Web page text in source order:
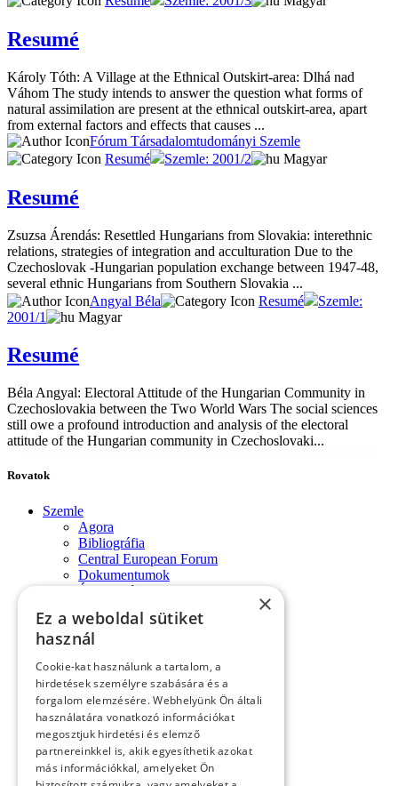
Resumé
Károly Tóth: A Village at the Ethnical Outskirt-area: Dlhá nad
Váhom The study intends to answer the question what forms of
natural assimilation are present at the ethnical outskirt-area, apart
from external factors and effects that causes ...
Fórum Társadalomtudományi Szemle
Resumé
Szemle: 2001/2 Magyar
Resumé
Zsuzsa Árendás: Resettled Hungarians from Slovakia: interethnic
relations, strategies of integration and acculturation Due to the
Czechoslovak -Hungarian population exchange between 1947-48,
several ethnic Hungarians from Southern Slovakia ...
Angyal Béla
Resumé
Szemle:
2001/1
Magyar
Resumé
Béla Angyal: Electoral Attitude of the Hungarian Community in
Czechoslovakia between the Two World Wars The social sciences
still owe a profound introduction and analysis of the electoral
attitude of the Hungarian community in Czechoslovaki...
Rovatok
Szemle
Agora
Bibliográfia
Central European Forum
Dokumentumok
Évforduló
Impresszum
Konferencia
Kósa László köszöntése
Köszöntő
Közlemények
Kronológia
Lapszemle
Műhely
Nekrológ
Oral History
×
Ez a weboldal sütiket
használ
Cookie-kat használunk a tartalom, a
hirdetések személyre szabására és a
forgalom elemzésére. Webhelyünk Ön általi
használatára vonatkozó információkat
megosztjuk hirdetési és elemző
partnereinkkel is, akik egyesíthetik azokat
más információkkal, amelyeket Ön